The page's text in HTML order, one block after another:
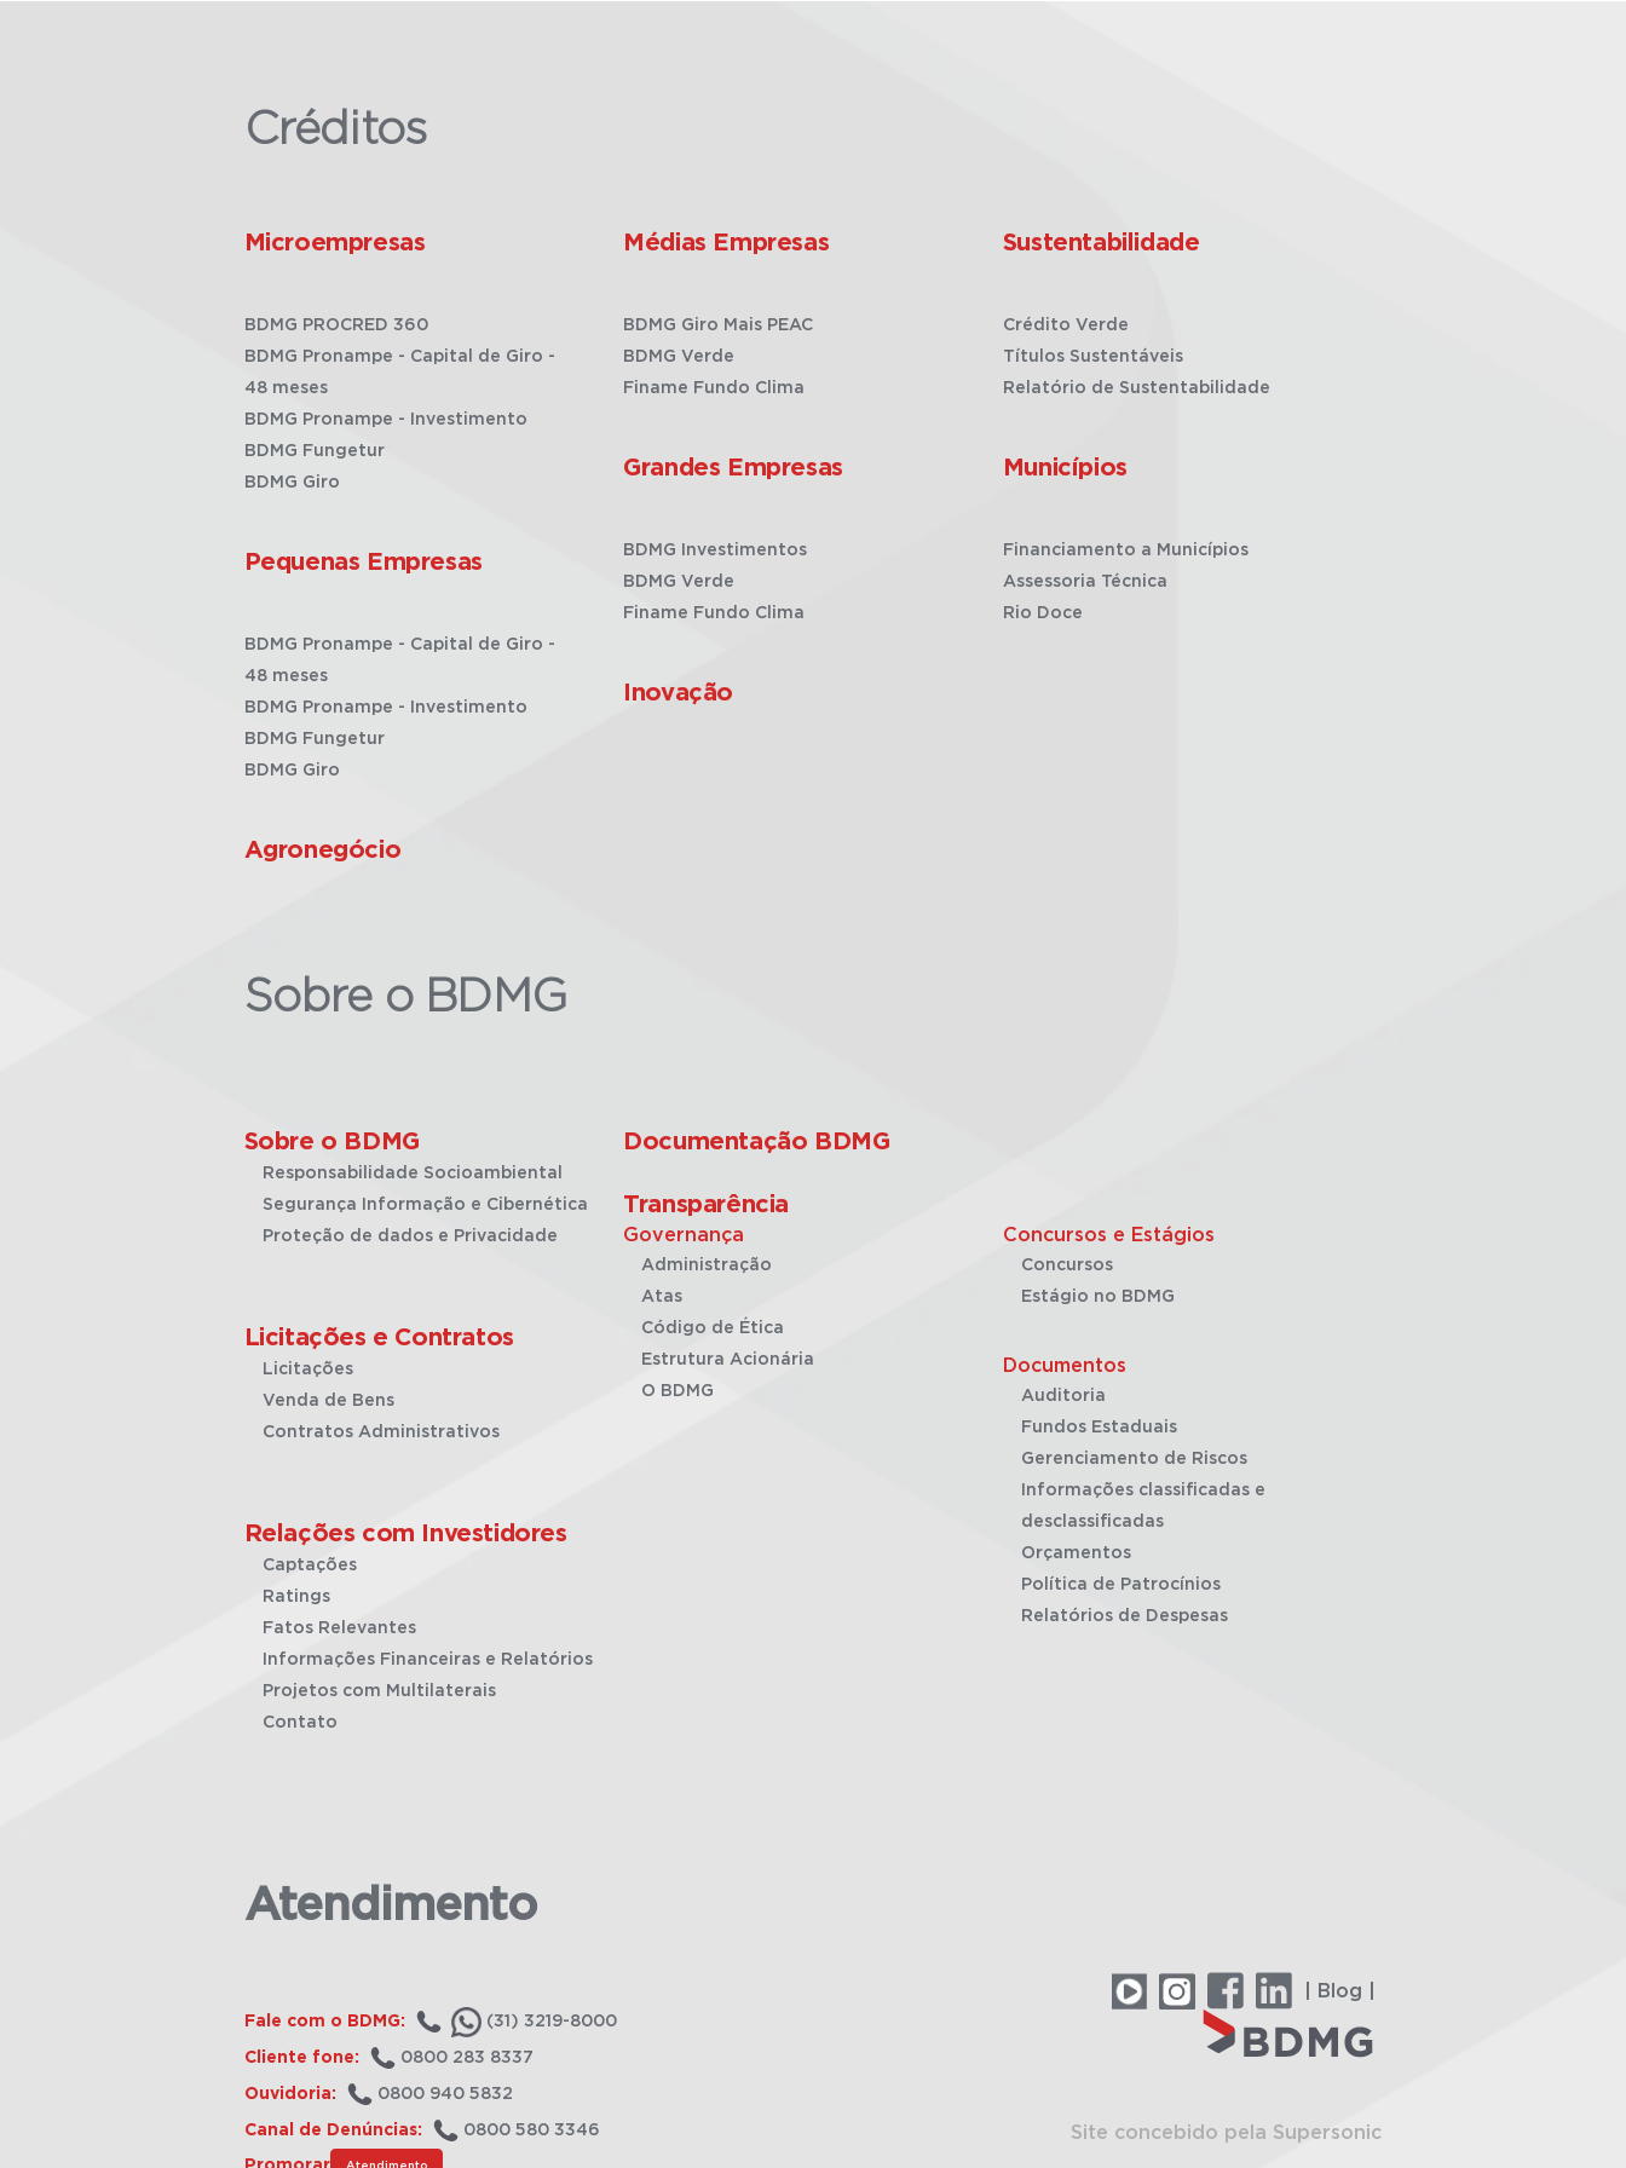
Créditos
Microempresas
BDMG PROCRED 360
BDMG Pronampe - Capital de Giro -
48 meses
BDMG Pronampe - Investimento
BDMG Fungetur
BDMG Giro
Pequenas Empresas
BDMG Pronampe - Capital de Giro -
48 meses
BDMG Pronampe - Investimento
BDMG Fungetur
BDMG Giro
Agronegócio
Médias Empresas
BDMG Giro Mais PEAC
BDMG Verde
Finame Fundo Clima
Grandes Empresas
BDMG Investimentos
BDMG Verde
Finame Fundo Clima
Inovação
Sustentabilidade
Crédito Verde
Títulos Sustentáveis
Relatório de Sustentabilidade
Municípios
Financiamento a Municípios
Assessoria Técnica
Rio Doce
Sobre o BDMG
Sobre o BDMG
Responsabilidade Socioambiental
Segurança Informação e Cibernética
Proteção de dados e Privacidade
Licitações e Contratos
Licitações
Venda de Bens
Contratos Administrativos
Relações com Investidores
Captações
Ratings
Fatos Relevantes
Informações Financeiras e Relatórios
Projetos com Multilaterais
Contato
Documentação BDMG
Transparência
Governança
Administração
Atas
Código de Ética
Estrutura Acionária
O BDMG
Concursos e Estágios
Concursos
Estágio no BDMG
Documentos
Auditoria
Fundos Estaduais
Gerenciamento de Riscos
Informações classificadas e
desclassificadas
Orçamentos
Política de Patrocínios
Relatórios de Despesas
Atendimento
Fale com o BDMG: (31) 3219-8000
Cliente fone: 0800 283 8337
Ouvidoria: 0800 940 5832
Canal de Denúncias: 0800 580 3346
Atendimento
| Blog |
Site concebido pela Supersonic